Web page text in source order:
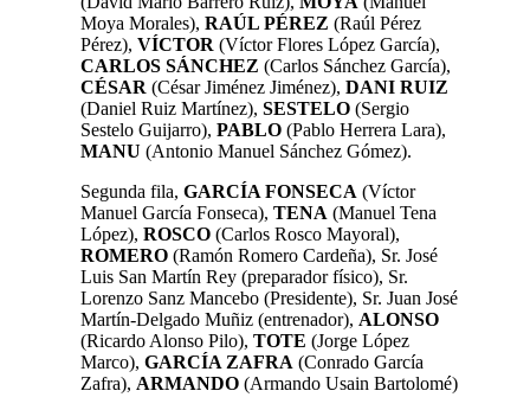
Moya Morales), RAÚL PÉREZ (Raúl Pérez
Pérez), VÍCTOR (Víctor Flores López García),
CARLOS SÁNCHEZ (Carlos Sánchez García),
CÉSAR (César Jiménez Jiménez), DANI RUIZ
(Daniel Ruiz Martínez), SESTELO (Sergio
Sestelo Guijarro), PABLO (Pablo Herrera Lara),
MANU (Antonio Manuel Sánchez Gómez).
Segunda fila, GARCÍA FONSECA (Víctor
Manuel García Fonseca), TENA (Manuel Tena
López), ROSCO (Carlos Rosco Mayoral),
ROMERO (Ramón Romero Cardeña), Sr. José
Luis San Martín Rey (preparador físico), Sr.
Lorenzo Sanz Mancebo (Presidente), Sr. Juan José
Martín-Delgado Muñiz (entrenador), ALONSO
(Ricardo Alonso Pilo), TOTE (Jorge López
Marco), GARCÍA ZAFRA (Conrado García
Zafra), ARMANDO (Armando Usain Bartolomé)